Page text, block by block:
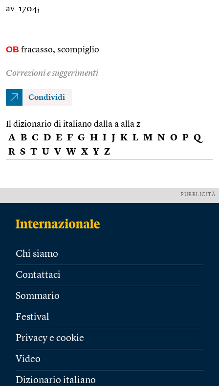
av. 1704;
OB fracasso, scompiglio
Correzioni e suggerimenti
Condividi
Il dizionario di italiano dalla a alla z
A B C D E F G H I J K L M N O P Q
R S T U V W X Y Z
PUBBLICITÀ
Chi siamo
Contattaci
Sommario
Festival
Privacy e cookie
Video
Dizionario italiano